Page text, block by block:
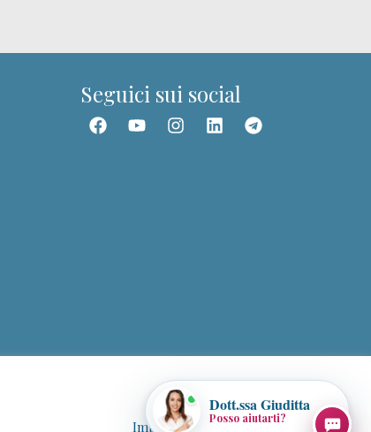
Seguici sui social
Impostazione Cookie Accetto tutti
Dott.ssa Giuditta
Posso aiutarti?
📚 Trova un corso 🎥 Webinar